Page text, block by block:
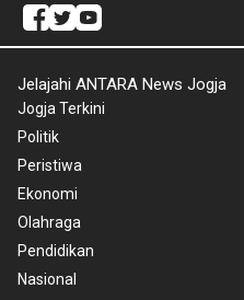
Jelajahi ANTARA News Jogja
Jogja Terkini
Politik
Peristiwa
Ekonomi
Olahraga
Pendidikan
Nasional